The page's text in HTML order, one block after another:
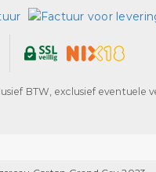
BTW, exclusief eventuele